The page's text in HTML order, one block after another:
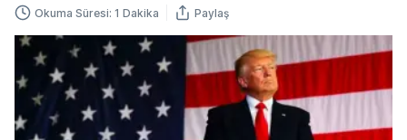
Okuma Süresi: 1 Dakika Paylaş